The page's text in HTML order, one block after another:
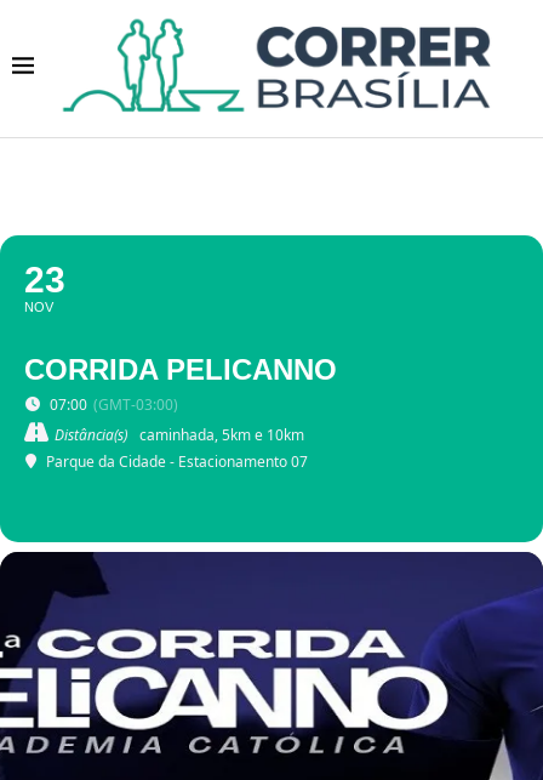
23
NOV
CORRIDA PELICANNO
07:00 (GMT-03:00)
Distância(s) caminhada, 5km e 10km
Parque da Cidade - Estacionamento 07